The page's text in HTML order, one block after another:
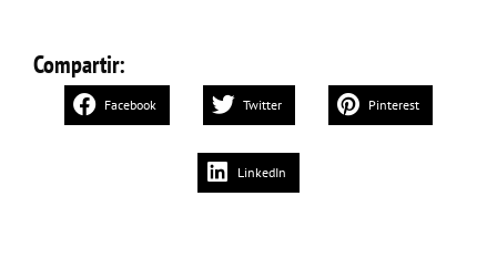
Compartir:
Facebook Twitter Pinterest
LinkedIn